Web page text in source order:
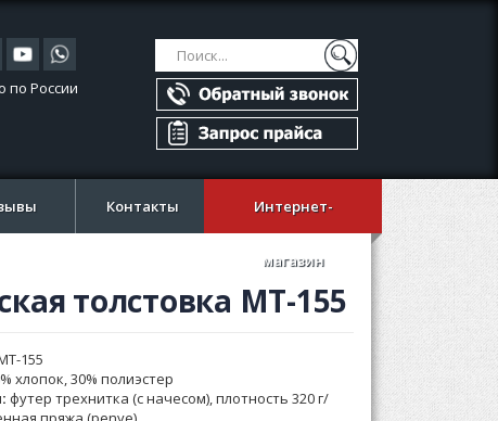
Поиск
Поиск
по России
Контакты Интернет-
магазин
толстовка MT-155
155
хлопок, 30% полиэстер
футер трехнитка (с начесом), плотность 320 г/